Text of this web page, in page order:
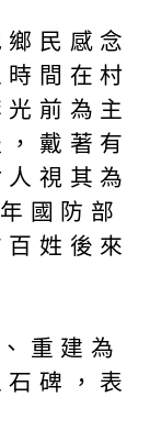
民感念
間在村
前為主
戴著有
視其為
國防部
姓後來
重建為
碑，表